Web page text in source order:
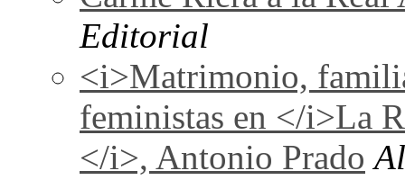
Editorial
<i>Matrimonio,
feministas en </i>La
</i>, Antonio Prado